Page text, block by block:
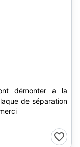
démonter a la